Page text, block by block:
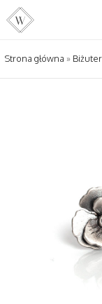
Strona główna »